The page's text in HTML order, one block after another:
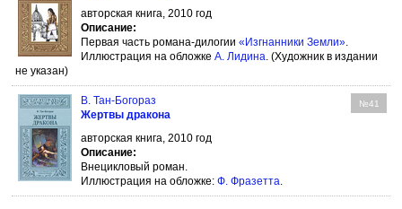
авторская книга, 2010 год
Описание:
Первая часть романа-дилогии «Изгнанники Земли».
Иллюстрация на обложке А. Лидина. (Художник в издании
не указан)
В. Тан-Богораз №41
Жертвы дракона
авторская книга, 2010 год
Описание:
Внецикловый роман.
Иллюстрация на обложке: Ф. Фразетта.